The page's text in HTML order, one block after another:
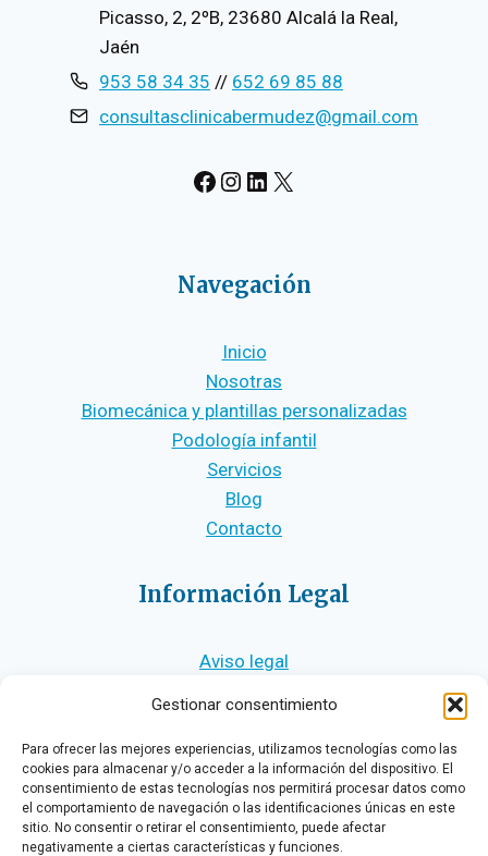
Gestionar consentimiento
Para ofrecer las mejores experiencias, utilizamos tecnologías como las
cookies para almacenar y/o acceder a la información del dispositivo. El
consentimiento de estas tecnologías nos permitirá procesar datos como
el comportamiento de navegación o las identificaciones únicas en este
sitio. No consentir o retirar el consentimiento, puede afectar
negativamente a ciertas características y funciones.
Picasso, 2, 2ºB, 23680 Alcalá la Real,
Jaén
953 58 34 35 // 652 69 85 88
consultasclinicabermudez@gmail.com
# Instagram
LinkedIn
X
Navegación
Inicio
Nosotras
Biomecánica y plantillas personalizadas
Podología infantil
Servicios
Blog
Contacto
Información Legal
Aviso legal
Accesibilidad